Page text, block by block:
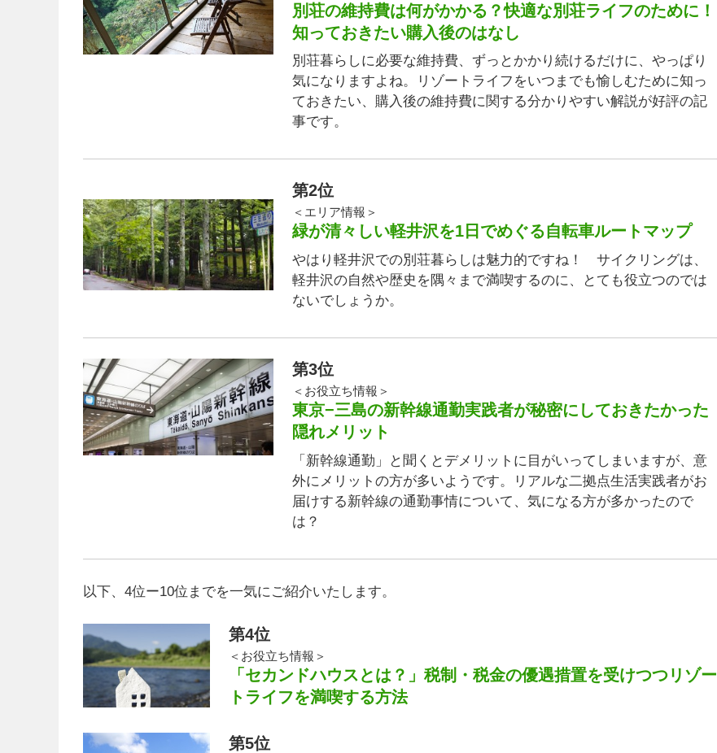
別荘の維持費は何がかかる？快適な別荘ライフのために！
知っておきたい購入後のはなし
別荘暮らしに必要な維持費、ずっとかかり続けるだけに、やっぱり
気になりますよね。リゾートライフをいつまでも愉しむために知っ
ておきたい、購入後の維持費に関する分かりやすい解説が好評の記
事です。
第2位
＜エリア情報＞
緑が清々しい軽井沢を1日でめぐる自転車ルートマップ
やはり軽井沢での別荘暮らしは魅力的ですね！ サイクリングは、
軽井沢の自然や歴史を隅々まで満喫するのに、とても役立つのでは
ないでしょうか。
第3位
＜お役立ち情報＞
東京−三島の新幹線通勤実践者が秘密にしておきたかった
隠れメリット
「新幹線通勤」と聞くとデメリットに目がいってしまいますが、意
外にメリットの方が多いようです。リアルな二拠点生活実践者がお
届けする新幹線の通勤事情について、気になる方が多かったので
は？
以下、4位ー10位までを一気にご紹介いたします。
第4位
＜お役立ち情報＞
「セカンドハウスとは？」税制・税金の優遇措置を受けつつリゾー
トライフを満喫する方法
第5位